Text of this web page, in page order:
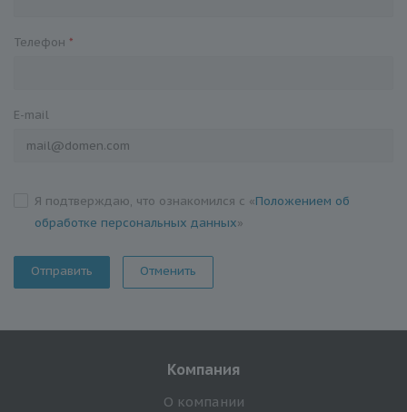
Телефон *
E-mail
Я подтверждаю, что ознакомился с «Положением об
обработке персональных данных»
Отменить
Компания
О компании